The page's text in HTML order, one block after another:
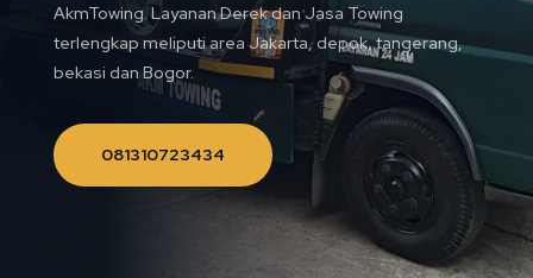
AkmTowing. Layanan Derek dan Jasa Towing
terlengkap meliputi area Jakarta, depok, tangerang,
bekasi dan Bogor.
081310723434